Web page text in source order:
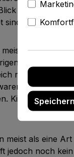
dann erst
sind solche
meist nur hüft-
Kameras
noch in die
Kinder können
meist als eine
jedoch noch
Speichern